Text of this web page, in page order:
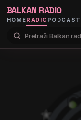
BALKAN RADIO
HOMERADIO PODCAST